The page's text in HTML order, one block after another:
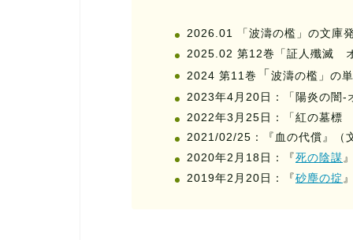
2026.01 「波濤の檻」の文庫
2025.02 第12巻「証人殲滅
2024 第11巻
「 波濤の檻」の
2023年4月20日：「陽炎の闇-
2022年3月25日：「紅の墓標
2021/02/25：『血の代償』（
2020年2月18日：『死の陰謀
2019年2月20日：『砂塵の掟